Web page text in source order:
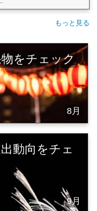
もっと見る
をチェック
8月
動向をチェ
9月